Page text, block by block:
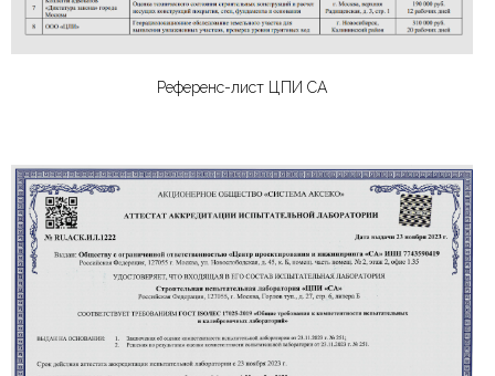
Референс-лист ЦПИ СА